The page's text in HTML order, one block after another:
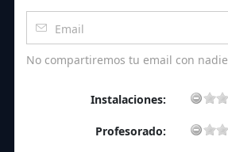
No compartiremos tu email con nadie
Instalaciones:
Profesorado: